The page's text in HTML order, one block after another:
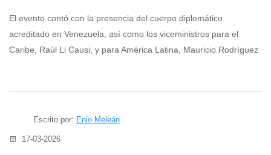
El evento contó con la presencia del cuerpo diplomático
acreditado en Venezuela, así como los viceministros para el
Caribe, Raúl Li Causi, y para América Latina, Mauricio Rodríguez
Escrito por: Enio Meleán
17-03-2026